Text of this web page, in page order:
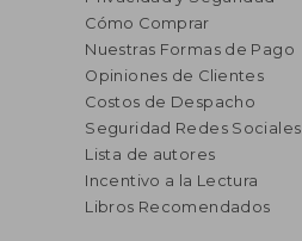
Cómo Comprar
Nuestras Formas de Pago
Opiniones de Clientes
Costos de Despacho
Seguridad Redes Sociales
Lista de autores
Incentivo a la Lectura
Libros Recomendados